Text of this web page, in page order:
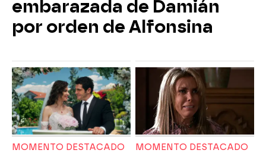
embarazada de Damián
por orden de Alfonsina
MOMENTO DESTACADO MOMENTO DESTACADO